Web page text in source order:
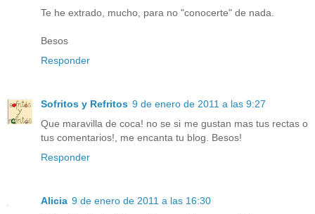
Te he extrado, mucho, para no "conocerte" de nada.
Besos
Responder
Sofritos y Refritos 9 de enero de 2011 a las 9:27
Que maravilla de coca! no se si me gustan mas tus rectas o
tus comentarios!, me encanta tu blog. Besos!
Responder
Alicia 9 de enero de 2011 a las 16:30